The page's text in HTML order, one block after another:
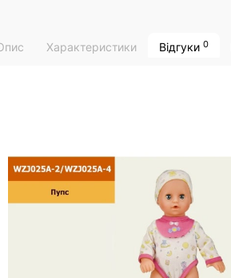
Характеристики Відгуки 0